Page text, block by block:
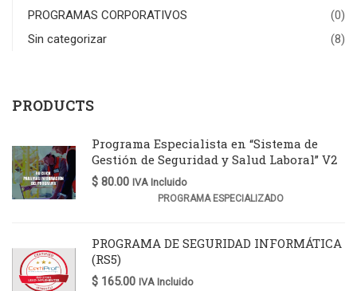
PROGRAMAS CORPORATIVOS
(0)
Sin categorizar
(8)
PRODUCTS
Programa Especialista en “Sistema de
Gestión de Seguridad y Salud Laboral” V2
$ 80.00 IVA Incluido
PROGRAMA ESPECIALIZADO
PROGRAMA DE SEGURIDAD INFORMÁTICA
(RS5)
$ 165.00 IVA Incluido